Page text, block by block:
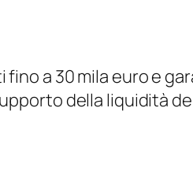
a 30 mila euro e
della liquidità